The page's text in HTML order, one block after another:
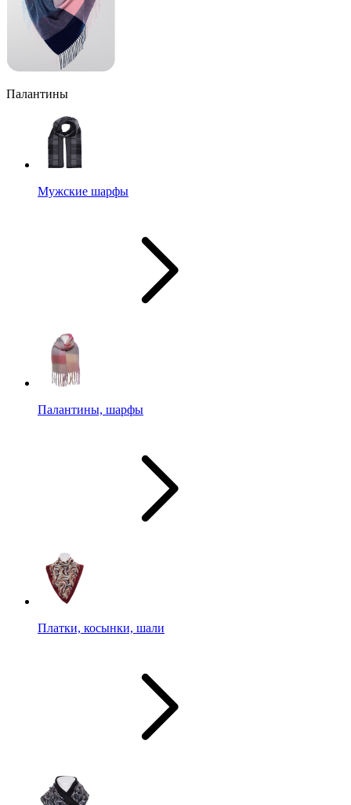
Палантины
Мужские шарфы
Палантины, шарфы
Платки, косынки, шали